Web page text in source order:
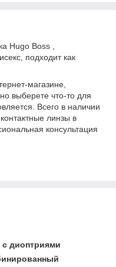
Hugo Boss ,
подходит как
магазине,
выберете что-то для
Всего в наличии
линзы в
консультация
с диоптриями